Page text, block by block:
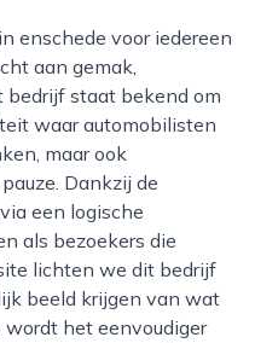
aan gemak,
bedrijf staat bekend om
waar automobilisten
maar ook
Dankzij de
een logische
als bezoekers die
lichten we dit bedrijf
beeld krijgen van wat
het eenvoudiger